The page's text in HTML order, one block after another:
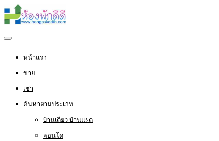
หน้าแรก
ขาย
เช่า
ค้นหาตามประเภท
บ้านเดี่ยว บ้านแฝด
คอนโด